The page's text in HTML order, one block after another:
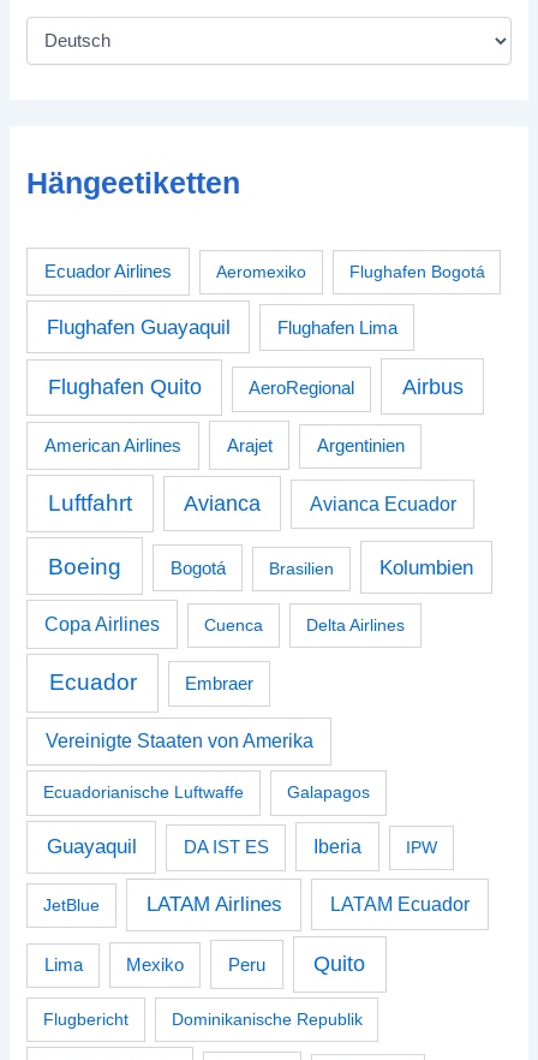
Hängeetiketten
Ecuador Airlines Aeromexiko Flughafen Bogotá
Flughafen Guayaquil Flughafen Lima
Flughafen Quito AeroRegional Airbus
American Airlines Arajet Argentinien
Luftfahrt Avianca Avianca Ecuador
Boeing Bogotá Brasilien Kolumbien
Copa Airlines Cuenca Delta Airlines
Ecuador Embraer
Vereinigte Staaten von Amerika
Ecuadorianische Luftwaffe Galapagos
Guayaquil DA IST ES Iberia IPW
JetBlue LATAM Airlines LATAM Ecuador
Lima Mexiko Peru Quito
Flugbericht Dominikanische Republik